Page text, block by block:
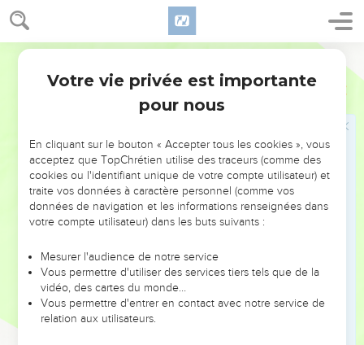
Deutéronome 33
Sur Dan il dit : « Dan est un jeune lion qui s'élance du
Basan. »
Sur Nephthali il dit : « Nephthali, toi qui es rassasié de
faveurs et comblé des bénédictions de l'Eternel, prends
possession des régions situées à l’ouest et au sud ! »
Sur Aser il dit : « Béni soit Aser parmi les fils de Jacob !
Qu'il soit agréable à ses frères et qu'il plonge son pied dans
l'huile !
Que tes verrous soient en fer et en bronze et que ta
vigueur dure autant que ta vie !
» Personne ne peut se comparer au Dieu de Jeshurun. Il
majesté les nuages.
Le Dieu d'éternité est un refuge ; sous ses bras éternels
est un abri. Devant toi il a chassé l'ennemi et il a dit :
‘Extermine-le.’
Votre vie privée est importante
pour nous
En cliquant sur le bouton « Accepter tous les cookies », vous
acceptez que TopChrétien utilise des traceurs (comme des
cookies ou l'identifiant unique de votre compte utilisateur) et
traite vos données à caractère personnel (comme vos
données de navigation et les informations renseignées dans
votre compte utilisateur) dans les buts suivants :
Mesurer l'audience de notre service
Vous permettre d'utiliser des services tiers tels que de la
vidéo, des cartes du monde…
Vous permettre d'entrer en contact avec notre service de
relation aux utilisateurs.